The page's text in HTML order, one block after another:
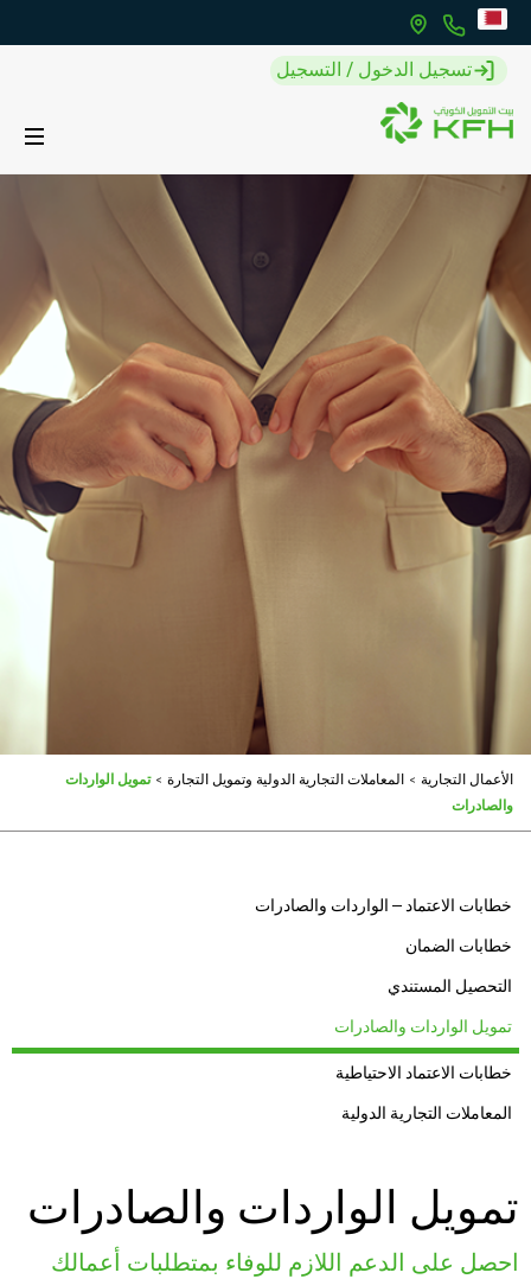
تسجيل الدخول / التسجيل
الأعمال التجارية > المعاملات التجارية الدولية وتمويل التجارة >تمويل الواردات
والصادرات
خطابات الاعتماد – الواردات والصادرات
خطابات الضمان
التحصيل المستندي
تمويل الواردات والصادرات
خطابات الاعتماد الاحتياطية
المعاملات التجارية الدولية
تمويل الواردات والصادرات
احصل على الدعم اللازم للوفاء بمتطلبات أعمالك